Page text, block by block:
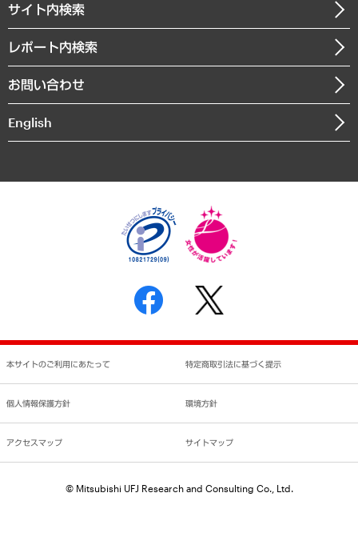
まちづくり・観光・交通・スポーツ・スマートシティ
自然資源・農林水産業・食料システム
メディア掲載・出演
沿革
組織図・本部部室紹介
インドネシア現地法人
個人情報保護方針
反社会的勢力に対する基本方針
書面による個人情報の開示等の請求の手続きについて
サイト内検索
レポート内検索
お問い合わせ
English
本サイトのご利用にあたって 特定商取引法に基づく提示
個人情報保護方針 環境方針
アクセスマップ サイトマップ
© Mitsubishi UFJ Research and Consulting Co., Ltd.